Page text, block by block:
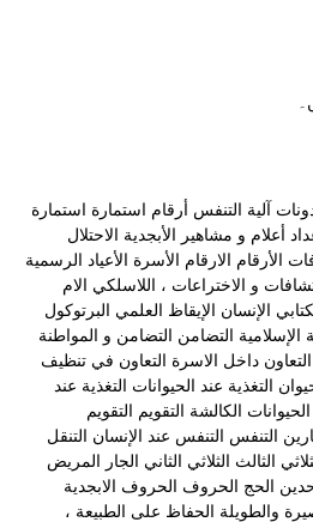
آلية التنفس أرقام استمارة استمارة
أعلام و مشاهير الأبجدية الاحتلال
الأرقام الارقام الأسرة الأعياد الرسمية
و الاختراعات ، اللاسلكي الام
الإنسان الإيقاظ العلمي البرتوكول
الإسلامية التضامن التضامن و المواطنة
التعاون داخل الاسرة التعاون في تنظيف
التغذية عند الحيوانات التغذية عند
الكالشة التقويم التقويم
التنفس التنفس عند الإنسان التنقل
الثالث الثلاثي الثاني الجار المريض
الحج الحروف الحروف الابجدية
والطويلة الحفاظ على الطبيعة ،